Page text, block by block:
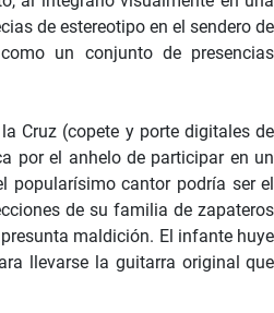
de estereotipo en el sendero de
un conjunto de presencias
Cruz (copete y porte digitales de
por el anhelo de participar en un
popularísimo cantor podría ser el
de su familia de zapateros
maldición. El infante huye
llevarse la guitarra original que